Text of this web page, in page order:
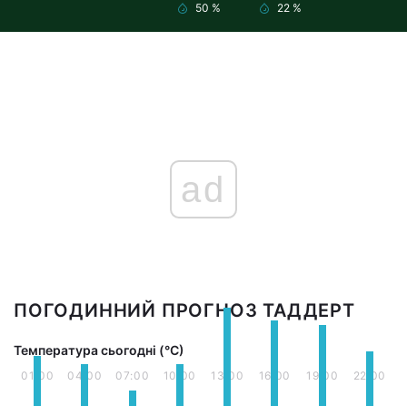
50 %
22 %
ad
ПОГОДИННИЙ ПРОГНОЗ ТАДДЕРТ
Температура сьогодні (°С)
01:00 04:00 07:00 10:00 13:00 16:00 19:00 22:00